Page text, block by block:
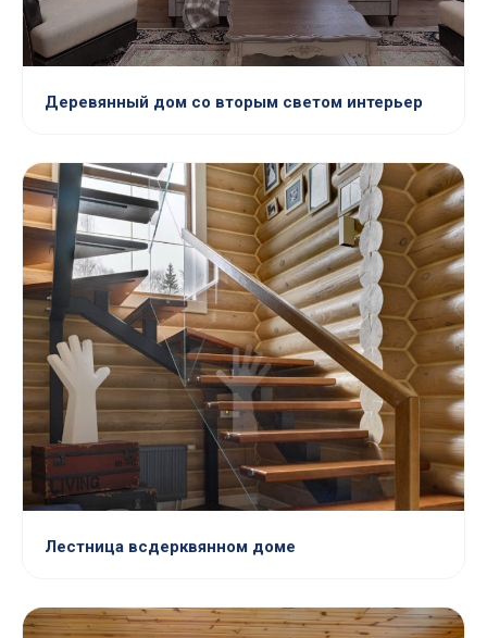
Деревянный дом со вторым светом интерьер
Лестница всдерквянном доме